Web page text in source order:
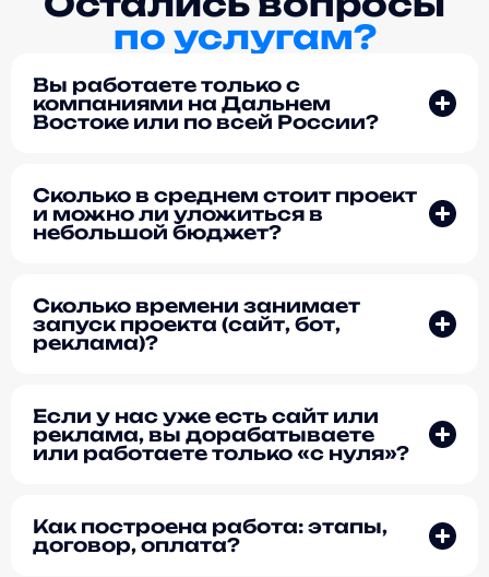
по услугам?
Вы работаете только с
компаниями на Дальнем
Востоке или по всей России?
Сколько в среднем стоит проект
и можно ли уложиться в
небольшой бюджет?
Сколько времени занимает
запуск проекта (сайт, бот,
реклама)?
Если у нас уже есть сайт или
реклама, вы дорабатываете
или работаете только «с нуля»?
Как построена работа: этапы,
договор, оплата?